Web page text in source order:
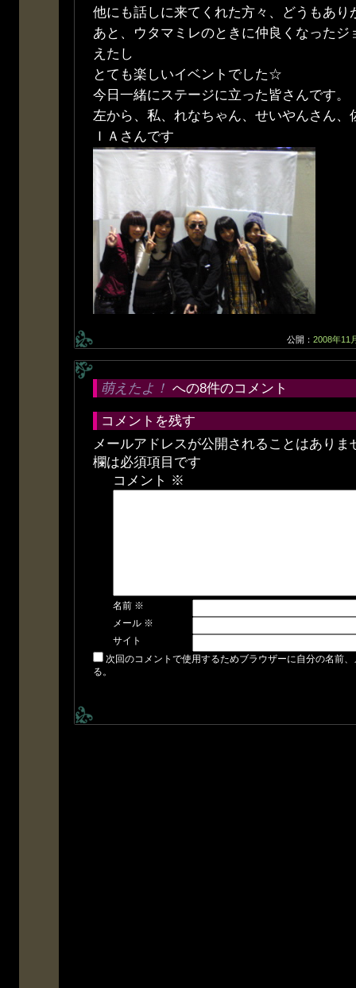
他にも話しに来てくれた方々、どうもあり
あと、ウタマミレのときに仲良くなったジ
えたし
とても楽しいイベントでした☆
今日一緒にステージに立った皆さんです。
左から、私、れなちゃん、せいやんさん、
ＩＡさんです
公開： 2008年11
萌えたよ！ への8件のコメント
コメントを残す
メールアドレスが公開されることはありま
欄は必須項目です
コメント ※
名前 ※
メール ※
サイト
次回のコメントで使用するためブラウザーに自分の名前
る。